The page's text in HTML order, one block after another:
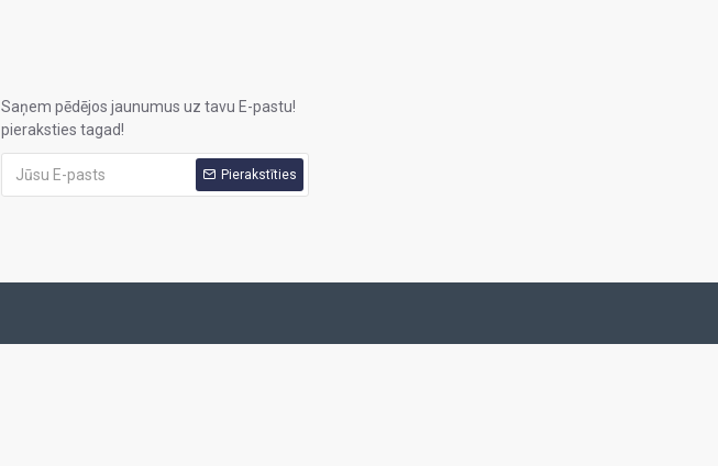
Saņem pēdējos jaunumus uz tavu E-pastu!
pieraksties tagad!
Pierakstīties